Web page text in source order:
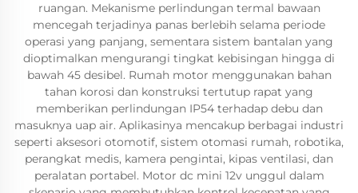
ruangan. Mekanisme perlindungan termal bawaan
mencegah terjadinya panas berlebih selama periode
operasi yang panjang, sementara sistem bantalan yang
dioptimalkan mengurangi tingkat kebisingan hingga di
bawah 45 desibel. Rumah motor menggunakan bahan
tahan korosi dan konstruksi tertutup rapat yang
memberikan perlindungan IP54 terhadap debu dan
masuknya uap air. Aplikasinya mencakup berbagai industri
seperti aksesori otomotif, sistem otomasi rumah, robotika,
perangkat medis, kamera pengintai, kipas ventilasi, dan
peralatan portabel. Motor dc mini 12v unggul dalam